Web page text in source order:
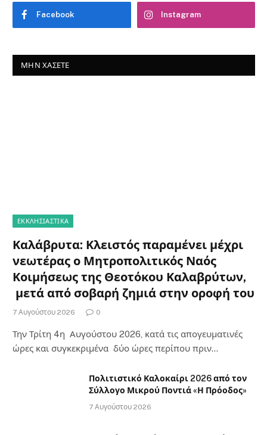
Facebook Instagram
ΜΗΝ ΧΆΣΕΤΕ
ΕΚΚΛΗΣΙΑΣΤΙΚΑ
Καλάβρυτα: Κλειστός παραμένει μέχρι
νεωτέρας ο Μητροπολιτικός Ναός
Κοιμήσεως της Θεοτόκου Καλαβρύτων,
μετά από σοβαρή ζημιά στην οροφή του
7 Αυγούστου 2026 0
Την Τρίτη 4η Αυγούστου 2026, κατά τις απογευματινές
ώρες και συγκεκριμένα δύο ώρες περίπου πριν…
Πολιτιστικό Καλοκαίρι 2026 από τον
Σύλλογο Μικρού Ποντιά «Η Πρόοδος»
7 Αυγούστου 2026